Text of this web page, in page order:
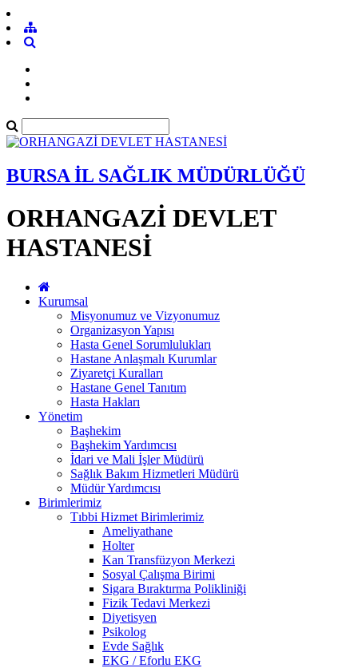
BURSA İL SAĞLIK MÜDÜRLÜĞÜ
ORHANGAZİ DEVLET
HASTANESİ
Kurumsal
Misyonumuz ve Vizyonumuz
Organizasyon Yapısı
Hasta Genel Sorumlulukları
Hastane Anlaşmalı Kurumlar
Ziyaretçi Kuralları
Hastane Genel Tanıtım
Hasta Hakları
Yönetim
Başhekim
Başhekim Yardımcısı
İdari ve Mali İşler Müdürü
Sağlık Bakım Hizmetleri Müdürü
Müdür Yardımcısı
Birimlerimiz
Tıbbi Hizmet Birimlerimiz
Ameliyathane
Holter
Kan Transfüzyon Merkezi
Sosyal Çalışma Birimi
Sigara Bıraktırma Polikliniği
Fizik Tedavi Merkezi
Diyetisyen
Psikolog
Evde Sağlık
EKG / Eforlu EKG